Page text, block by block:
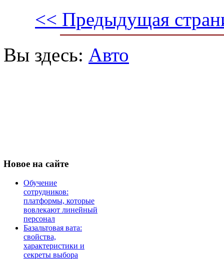
<< Предыдущая
Вы здесь: Авто
Новое на сайте
Обучение
сотрудников:
платформы, которые
вовлекают линейный
персонал
Базальтовая вата:
свойства,
характеристики и
секреты выбора